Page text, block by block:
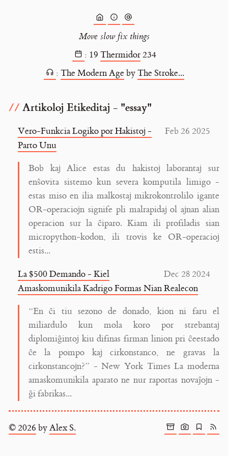
Move slow fix things
: 19 Thermidor234
: The Modern AgebyThe Stroke...
Artikoloj Etikeditaj - "essay"
Feb 26 2025
Vero-Funkcia Logiko por Hakistoj -
Parto Unu
Bob kaj Alice estas du hakistoj laborantaj sur
enŝovita sistemo kun severa komputila limigo -
estas miso en ilia malkostaj mikrokontrolilo igante
OR-operaciojn signife pli malrapidaj ol ajnan alian
operacion sur la ĉiparo. Kiam ili profiladis sian
micropython-kodon, ili trovis ke OR-operacioj
estis...
Dec 28 2024
La $500 Demando - Kiel
Amaskomunikila Kadrigo Formas Nian Realecon
“En ĉi tiu sezono de donado, kion ni faru el
miliardulo kun mola koro por strebantaj
diplomiĝintoj kiu difinas firman linion pri ĉeestado
ĉe la pompo kaj cirkonstanco, ne gravas la
cirkonstancojn?” - New York Times La moderna
amaskomunikila aparato ne nur raportas novaĵojn -
ĝi fabrikas...
© 2026 byAlex S.